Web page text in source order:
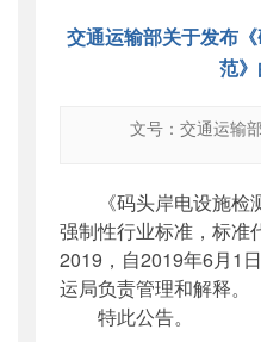
交通运输部关于发布
范
文号：交通运输
交通运输
公开日期 ：2019年05
主题词：
码头;
机构分类：水运局
主题分类：
《码头岸电设施检
强制性行业标准，标
2019，自2019年6月1
运局负责管理和解释。
特此公告。